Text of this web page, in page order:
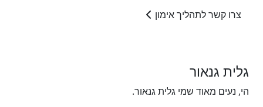
צרו קשר לתהליך אימון
גלית גנאור
הי, נעים מאוד שמי גלית גנאור.